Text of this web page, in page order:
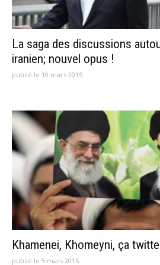
La saga des discussions
iranien; nouvel opus !
publié le 10 mars 2015
Khamenei, Khomeyni, ça
publié le 5 mars 2015